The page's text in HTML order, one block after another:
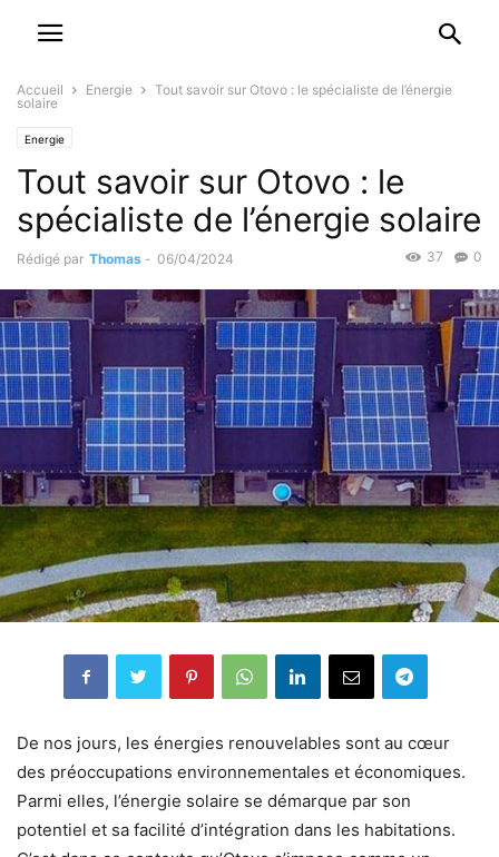
Accueil Energie
Tout savoir sur Otovo : le spécialiste de l’énergie
solaire
Energie
Tout savoir sur Otovo : le
spécialiste de l’énergie solaire
Rédigé par Thomas - 06/04/2024 0
37
De nos jours, les énergies renouvelables sont au cœur
des préoccupations environnementales et économiques.
Parmi elles, l’énergie solaire se démarque par son
potentiel et sa facilité d’intégration dans les habitations.